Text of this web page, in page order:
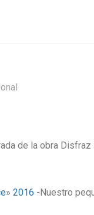
de la obra
» 2016 -Nuestro